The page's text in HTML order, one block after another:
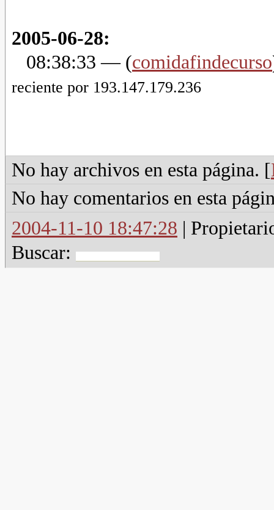
2005-06-28:
08:38:33 — (comidafindecurso
reciente por 193.147.179.236
No hay archivos en esta página. [
No hay comentarios en esta
2004-11-10 18:47:28 |
Buscar: